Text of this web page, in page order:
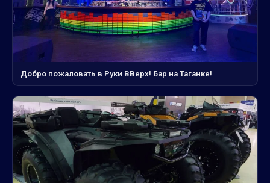
Добро пожаловать в Руки ВВерх! Бар на Таганке!